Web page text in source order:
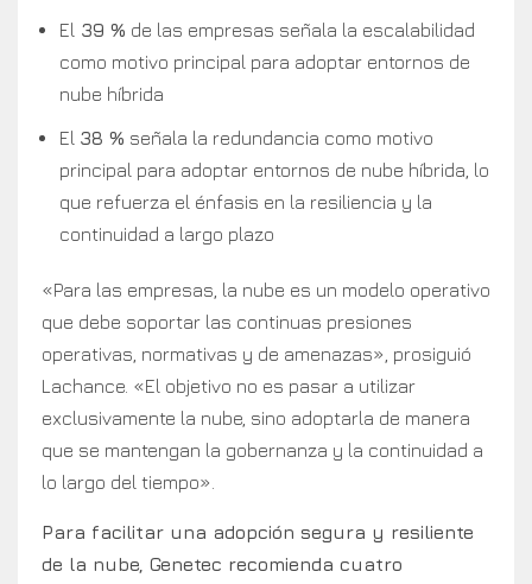
El 39 % de las empresas señala la escalabilidad
como motivo principal para adoptar entornos de
nube híbrida
El 38 % señala la redundancia como motivo
principal para adoptar entornos de nube híbrida, lo
que refuerza el énfasis en la resiliencia y la
continuidad a largo plazo
«Para las empresas, la nube es un modelo operativo
que debe soportar las continuas presiones
operativas, normativas y de amenazas», prosiguió
Lachance. «El objetivo no es pasar a utilizar
exclusivamente la nube, sino adoptarla de manera
que se mantengan la gobernanza y la continuidad a
lo largo del tiempo».
Para facilitar una adopción segura y resiliente
de la nube, Genetec recomienda cuatro